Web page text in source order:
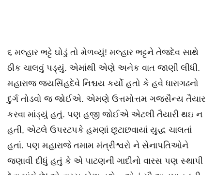
૬ મલ્હાર ભટ્ટે ઘોડું તો મેળવ્યું! મલ્હાર ભટ્ટને તેજદેવ સાથે
ઠીક ચાલવું પડ્યું. એમાંથી એણે અનેક વાત જાણી લીધી.
મહારાજ જયસિંહદેવે નિશ્ચય કર્યો હતો કે હવે ધારાગઢનો
દુર્ગ તોડવો જ જોઈએ. એમણે ઉત્તમોત્તમ ગજસૈન્ય તૈયાર
કરવા માંડ્યું હતું. પણ હજી જોઈએ એટલી તૈયારી થઇ ન
હતી, એટલે ઉપરટપકે હમણાં છૂટાછવાયાં યુદ્ધ ચાલતાં
હતાં. પણ મહારાજે તમામ મંત્રીશ્વરો ને સેનાપતિઓને
જણાવી દીધું હતું કે એ પાટણની ગાદીનો વારસ પણ સ્થાપી